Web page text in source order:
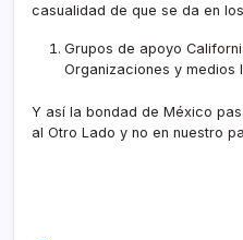
casualidad de que se da en
Grupos de apoyo
Organizaciones y medios
Y así­ la bondad de México
al Otro Lado y no en nuestro